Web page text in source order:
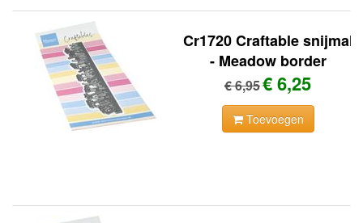
Cr1720 Craftable snijmal
- Meadow border
€ 6,95€ 6,25
Toevoegen